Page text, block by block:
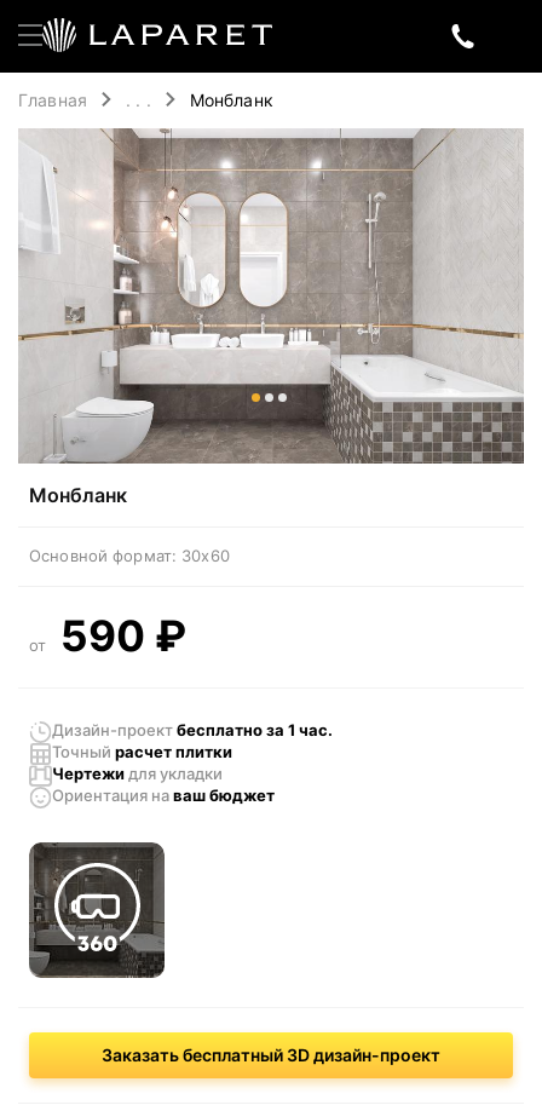
Главная . . . Монбланк
Монбланк
Основной формат: 30x60
от 590 ₽
Дизайн-проектбесплатно за 1 час.
Точный расчет плитки
Чертежи для укладки
Ориентация наваш бюджет
Заказать бесплатный 3D дизайн-проект